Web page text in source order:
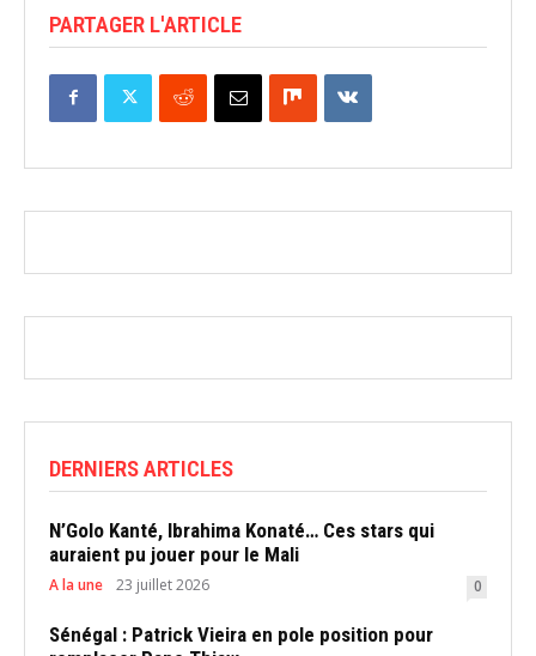
PARTAGER L'ARTICLE
DERNIERS ARTICLES
N’Golo Kanté, Ibrahima Konaté… Ces stars qui
auraient pu jouer pour le Mali
A la une 23 juillet 2026 0
Sénégal : Patrick Vieira en pole position pour